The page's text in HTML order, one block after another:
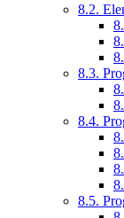
8.2.
8.3.
8.4.
8.5.